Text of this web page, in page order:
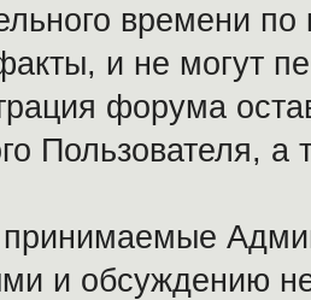
времени
и не могут
форума
Пользователя, а
и обсуждению